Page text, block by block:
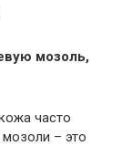
мозоль,
часто
– это